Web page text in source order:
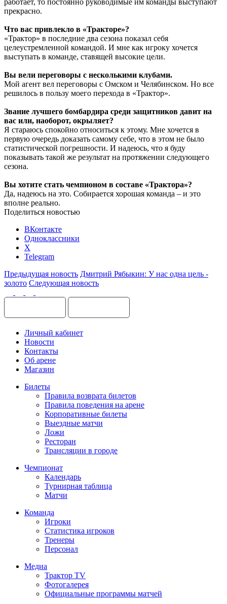
прекрасно.
Что вас привлекло в «Тракторе»?
«Трактор» в последние два сезона показал себя
целеустремленной командой. И мне как игроку хочется
выступать в команде, ставящей высокие цели.
Вы вели переговоры с несколькими клубами.
Мой агент вел переговоры с Омском и Челябинском. Но все
решилось в пользу моего перехода в «Трактор».
Звание лучшего бомбардира среди защитников давит на
вас или, наоборот, окрыляет?
Я стараюсь спокойно относиться к этому. Мне хочется в
первую очередь доказать самому себе, что в этом не было
статистической погрешности. И надеюсь, что я буду
показывать такой же результат на протяжении следующего
сезона.
Вы хотите стать чемпионом в составе «Трактора»?
Да, надеюсь на это. Собирается хорошая команда – и это
вполне реально.
Поделиться новостью
ВКонтакте
Одноклассники
X
Telegram
Предыдущая новость Дмитрий Рябыкин: У нас одна цель -
золото Следующая новость
Личный кабинет
Новости
Контакты
Об арене
Магазин
Билеты
Правила возврата билетов
Правила поведения на арене
Корпоративные билеты
Выездные матчи
Ложи
Ресторан
Трансляции в городе
Чемпионат
Календарь
Турнирная таблица
Матчи
Команда
Игроки
Статистика игроков
Тренеры
Персонал
Медиа
Трактор TV
Фотогалерея
Официальные программы матчей